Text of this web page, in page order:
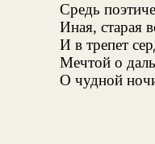
Средь
Иная, старая
И в трепет
Мечтой о
О чудной